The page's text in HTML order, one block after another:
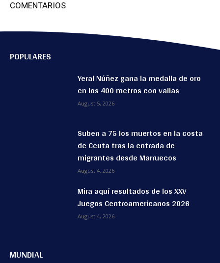
COMENTARIOS
POPULARES
Yeral Núñez gana la medalla de oro
en los 400 metros con vallas
August 5, 2026
Suben a 75 los muertos en la costa
de Ceuta tras la entrada de
migrantes desde Marruecos
August 4, 2026
Mira aquí resultados de los XXV
Juegos Centroamericanos 2026
August 4, 2026
MUNDIAL